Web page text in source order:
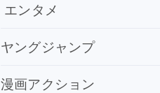
エンタメ
ヤングジャンプ
漫画アクション